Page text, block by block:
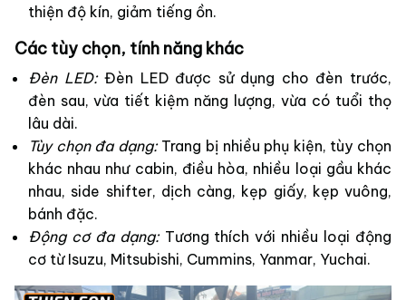
thiện độ kín, giảm tiếng ồn.
Các tùy chọn, tính năng khác
Đèn LED:Đèn LED được sử dụng cho đèn trước,
đèn sau, vừa tiết kiệm năng lượng, vừa có tuổi thọ
lâu dài.
Tùy chọn đa dạng:Trang bị nhiều phụ kiện, tùy chọn
khác nhau như cabin, điều hòa, nhiều loại gầu khác
nhau, side shifter, dịch càng, kẹp giấy, kẹp vuông,
bánh đặc.
Động cơ đa dạng:Tương thích với nhiều loại động
cơ từ Isuzu, Mitsubishi, Cummins, Yanmar, Yuchai.